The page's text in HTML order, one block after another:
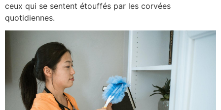
ceux qui se sentent étouffés par les corvées
quotidiennes.